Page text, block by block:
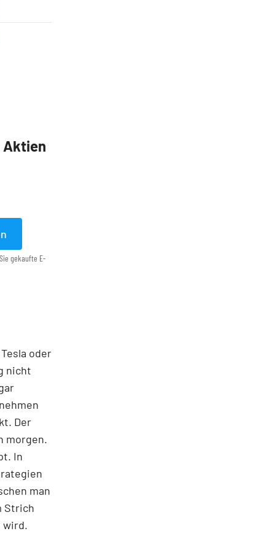
Aktien
gekaufte E-
oder
nicht
Der
morgen.
In
man
Strich
wird.